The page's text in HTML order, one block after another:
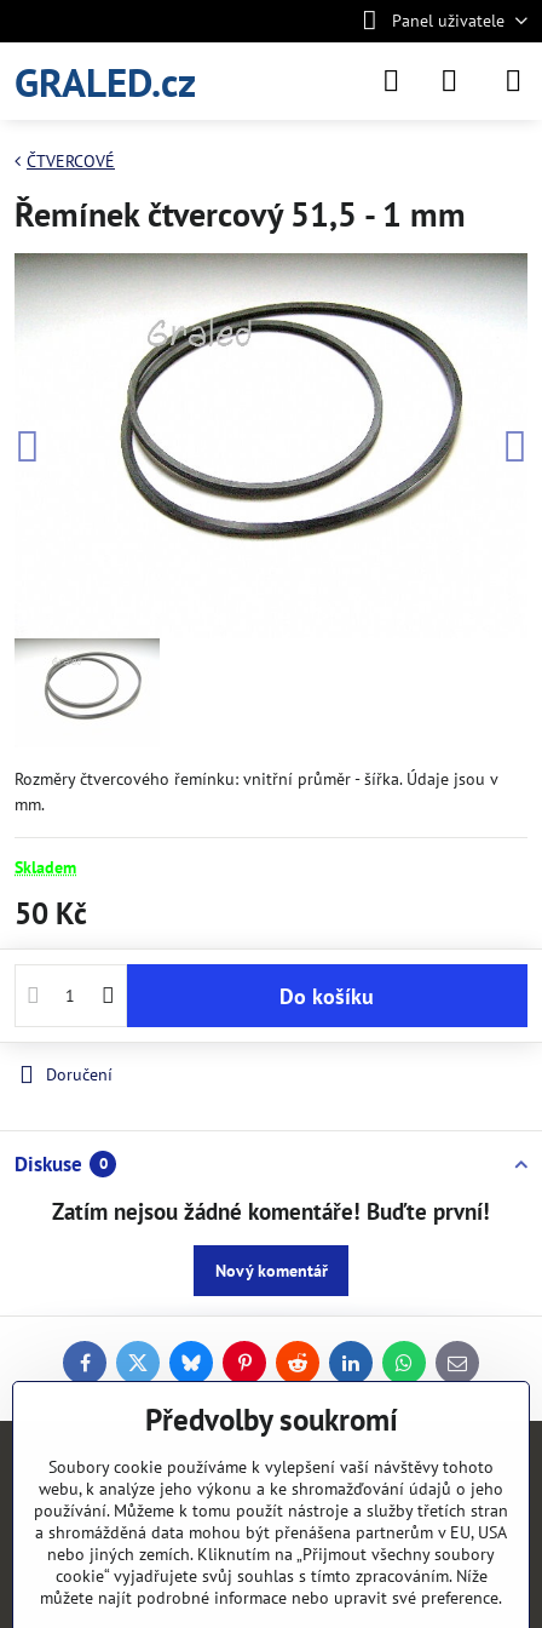
Panel uživatele
GRALED.cz
ČTVERCOVÉ
Řemínek čtvercový 51,5 - 1 mm
Rozměry čtvercového řemínku: vnitřní průměr - šířka. Údaje jsou v
mm.
Skladem
50 Kč
Do košíku
Doručení
Diskuse 0
Zatím nejsou žádné komentáře! Buďte první!
Nový komentář
FacebookTwitterBlueskyPinterestReddit LinkedInWhatsApp
E-
mail
Kontakty
Objednávky
Vše k nákupu
Předvolby soukromí
Soubory cookie používáme k vylepšení vaší návštěvy tohoto
webu, k analýze jeho výkonu a ke shromažďování údajů o jeho
používání. Můžeme k tomu použít nástroje a služby třetích stran
a shromážděná data mohou být přenášena partnerům v EU, USA
nebo jiných zemích. Kliknutím na „Přijmout všechny soubory
cookie“ vyjadřujete svůj souhlas s tímto zpracováním. Níže
můžete najít podrobné informace nebo upravit své preference.